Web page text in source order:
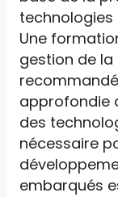
technologies
Une
gestion de
approfondie
des
nécessaire
embarqués